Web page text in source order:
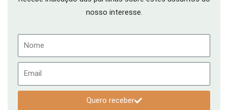
nosso interesse.
Quero receber